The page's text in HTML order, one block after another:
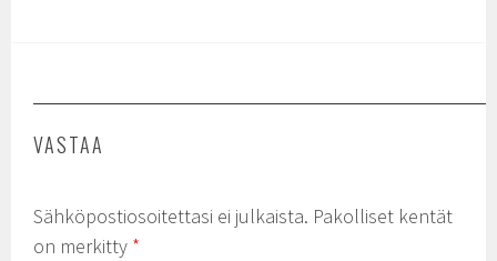
VASTAA
Sähköpostiosoitettasi ei julkaista. Pakolliset kentät
on merkitty *